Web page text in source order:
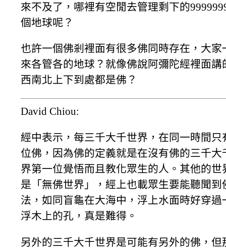
來不及了，哪裡有空閒去管理剩下的
個地球呢？
也許一個佛剎裡面有很多佛同時存在，大家
來各管各的地球？就像佛說阿彌陀經裡面講
西南北上下到處都是佛？
David Chiou:
經中表示，每三千大千世界，在同一時間只
位佛，因為佛的定義就是在沒有佛的三千大
界第一位覺悟而且教化眾生的人。其他的世
是「無佛世界」，經上也載眾生要能聽聞到
法，如同盲龜在大海中，浮上水面時好穿過
浮木上的孔，真是難得。
另外的三千大千世界是可能有另外的佛，但